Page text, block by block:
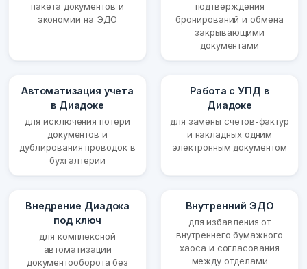
пакета документов и
экономии на ЭДО
подтверждения
бронирований и обмена
закрывающими
документами
Автоматизация учета
в Диадоке
для исключения потери
документов и
дублирования проводок в
бухгалтерии
Работа с УПД в
Диадоке
для замены счетов-фактур
и накладных одним
электронным документом
Внедрение Диадока
под ключ
для комплексной
автоматизации
документооборота без
Внутренний ЭДО
для избавления от
внутреннего бумажного
хаоса и согласования
между отделами